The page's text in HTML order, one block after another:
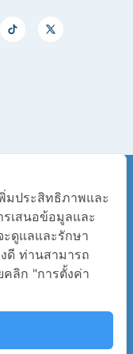
มประสิทธิภาพและ
เสนอข้อมูลและ
ะดูแลและรักษา
ดี ท่านสามารถ
คลิก "การตั้งค่า